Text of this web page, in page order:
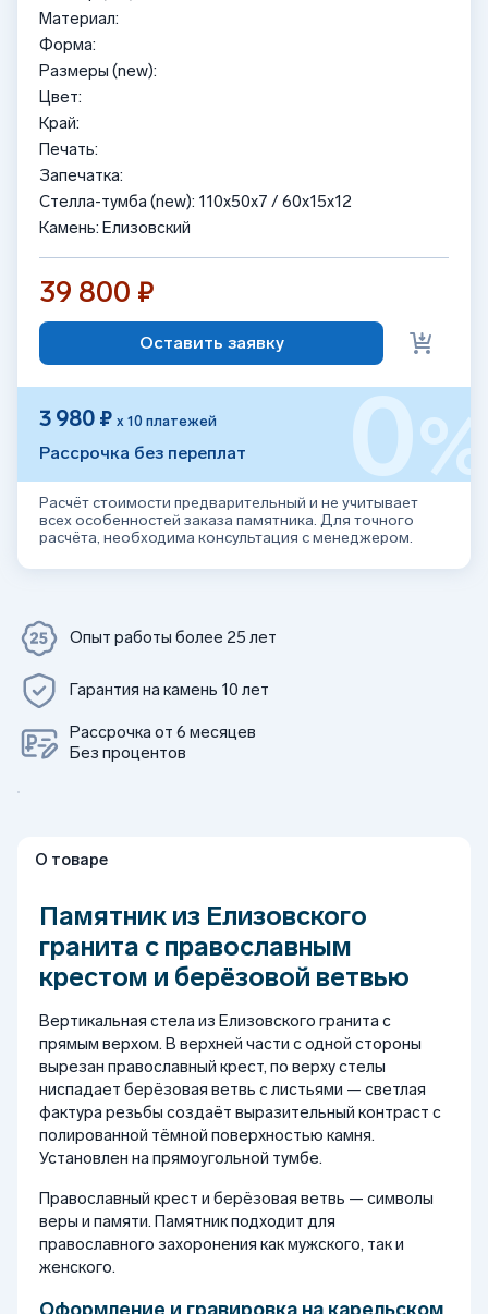
Материал:
Форма:
Размеры (new):
Цвет:
Край:
Печать:
Запечатка:
Стелла-тумба (new): 110x50x7 / 60x15x12
Камень: Елизовский
39 800 ₽
Оставить заявку
3 980 ₽ х 10 платежей
Рассрочка без переплат 0%
Расчёт стоимости предварительный и не учитывает
всех особенностей заказа памятника. Для точного
расчёта, необходима консультация с менеджером.
Опыт работы более 25 лет
Гарантия на камень 10 лет
Рассрочка от 6 месяцев
Без процентов
О товаре
Памятник из Елизовского
гранита с православным
крестом и берёзовой ветвью
Вертикальная стела из Елизовского гранита с
прямым верхом. В верхней части с одной стороны
вырезан православный крест, по верху стелы
ниспадает берёзовая ветвь с листьями — светлая
фактура резьбы создаёт выразительный контраст с
полированной тёмной поверхностью камня.
Установлен на прямоугольной тумбе.
Православный крест и берёзовая ветвь — символы
веры и памяти. Памятник подходит для
православного захоронения как мужского, так и
женского.